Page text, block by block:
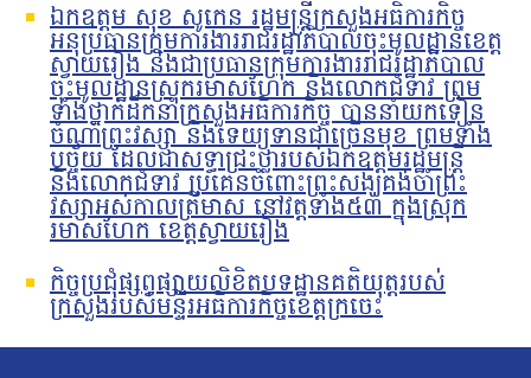
ឯកឧត្តម សុខ សូកេន រដ្ឋមន្រ្តីក្រសួងអធិការកិច្ច
អនុប្រធានក្រុមការងាររាជរដ្ឋាភិបាលចុះមូលដ្ឋានខេត្ត
ស្វាយរៀង និងជាប្រធានក្រុមការងាររាជរដ្ឋាភិបាល
ចុះមូលដ្ឋានស្រុករមាសហែក និងលោកជំទាវ ព្រម
ទាំងថ្នាក់ដឹកនាំក្រសួងអធិការកិច្ច បាននាំយកទៀន
ចំណាំព្រះវស្សា និងទេយ្យទានជាច្រើនមុខ ព្រមទាំង
បច្ច័យ ដែលជាសទ្ធាជ្រះថ្លារបស់ឯកឧត្តមរដ្ឋមន្រ្តី
និងលោកជំទាវ ប្រគេនចំពោះព្រះសង្ឃគង់ចាំព្រះ
វស្សាអស់កាលត្រីមាស នៅវត្តទាំង៥៣ ក្នុងស្រុក
រមាសហែក ខេត្តស្វាយរៀង
កិច្ចប្រជុំផ្សព្វផ្សាយលិខិតបទដ្ឋានគតិយុត្តរបស់
ក្រសួងរបស់មន្ទីរអធិការកិច្ចខេត្តក្រចេះ